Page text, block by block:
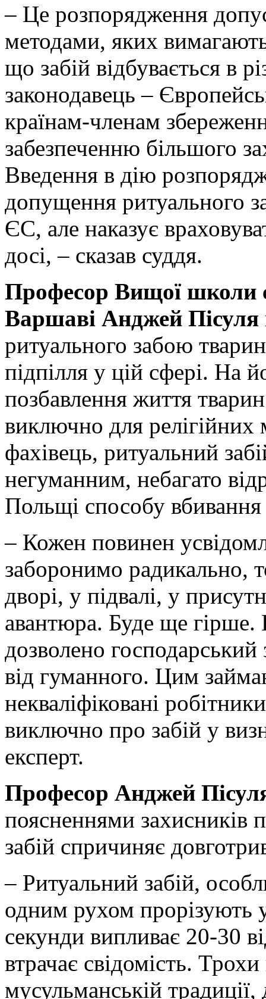
– Це розпорядження
методами, яких
що забій відбувається в
законодавець –
країнам-членам
забезпеченню більшого
Введення в дію
допущення ритуального
ЄС, але наказує
досі, – сказав суддя.
Професор Вищої школи
Варшаві Анджей Пісуля
ритуального забою
підпілля у цій сфері. На
позбавлення життя
виключно для
фахівець, ритуальний
негуманним, небагато
Польщі способу
– Кожен повинен
заборонимо радикально,
дворі, у підвалі, у
авантюра. Буде ще
дозволено господарський
від гуманного. Цим
некваліфіковані
виключно про забій у
експерт.
Професор Анджей
поясненнями захисників
забій спричиняє
– Ритуальний забій,
одним рухом прорізують
секунди випливає 20-30
втрачає свідомість.
мусульманській